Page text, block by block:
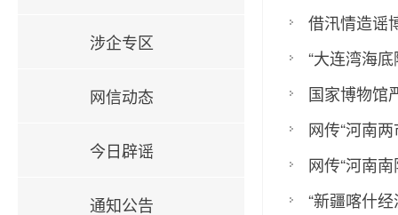
涉企专区
网信动态
今日辟谣
通知公告
借汛情造谣
“大连湾海
国家博物馆
网传“河南
网传“河南
“新疆喀什